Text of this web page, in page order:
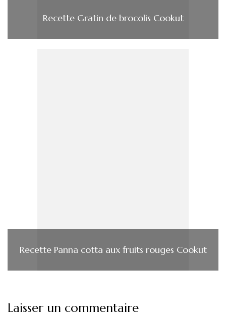
Recette Gratin de brocolis Cookut
Recette Panna cotta aux fruits rouges Cookut
Laisser un commentaire